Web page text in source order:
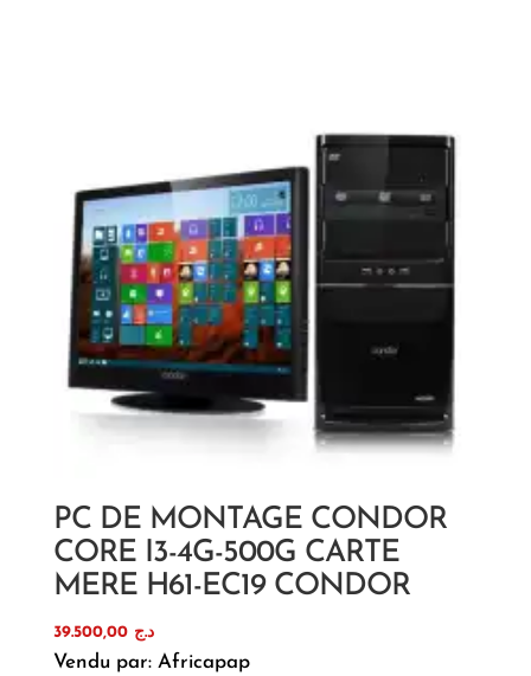
PC DE MONTAGE CONDOR
CORE I3-4G-500G CARTE
MERE H61-EC19 CONDOR
د.ج 39.500,00
Vendu par: Africapap